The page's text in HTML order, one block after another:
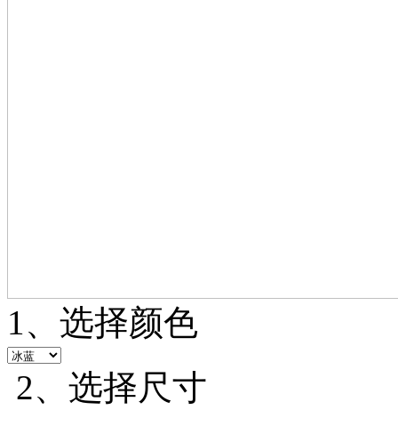
1、选择颜色
2、选择尺寸